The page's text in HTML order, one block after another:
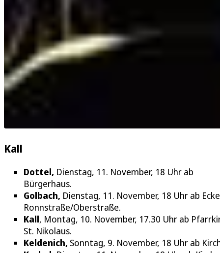
Kall
Dottel, Dienstag, 11. November, 18 Uhr ab
Bürgerhaus.
Golbach, Dienstag, 11. November, 18 Uhr ab Ecke
Ronnstraße/Oberstraße.
Kall, Montag, 10. November, 17.30 Uhr ab
St. Nikolaus.
Keldenich, Sonntag, 9. November, 18 Uhr ab